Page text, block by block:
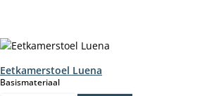
Eetkamerstoel Luena
Basismateriaalselect